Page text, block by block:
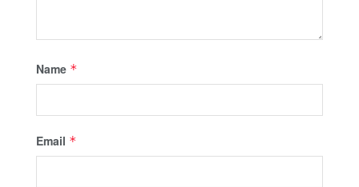
Name *
Email *